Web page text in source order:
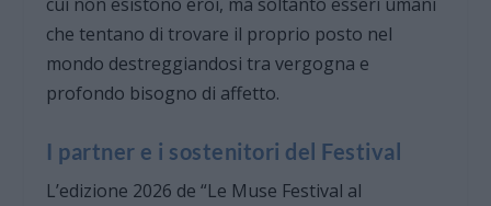
che tentano di trovare il proprio posto nel
mondo destreggiandosi tra vergogna e
profondo bisogno di affetto.
I partner e i sostenitori del Festival
L’edizione 2026 de “Le Muse Festival al